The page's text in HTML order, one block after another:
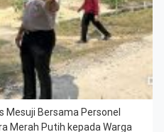
Mesuji Bersama Personel
Merah Putih kepada Warga